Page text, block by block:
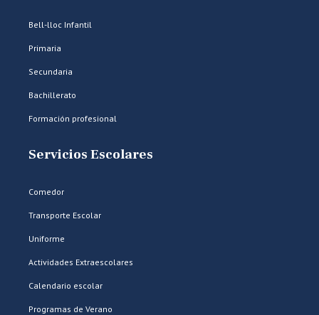
Bell-lloc Infantil
Primaria
Secundaria
Bachillerato
Formación profesional
Servicios Escolares
Comedor
Transporte Escolar
Uniforme
Actividades Extraescolares
Calendario escolar
Programas de Verano